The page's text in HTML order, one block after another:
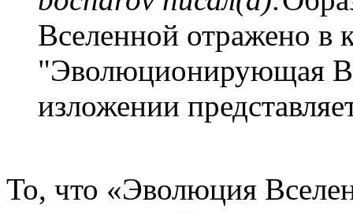
Вселенной отражено в
"Эволюционирующая
изложении
То, что «Эволюция